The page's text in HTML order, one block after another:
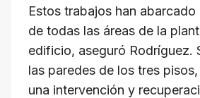
Estos trabajos han
de todas las áreas de la
edificio, aseguró Rodríguez.
las paredes de los tres
una intervención y